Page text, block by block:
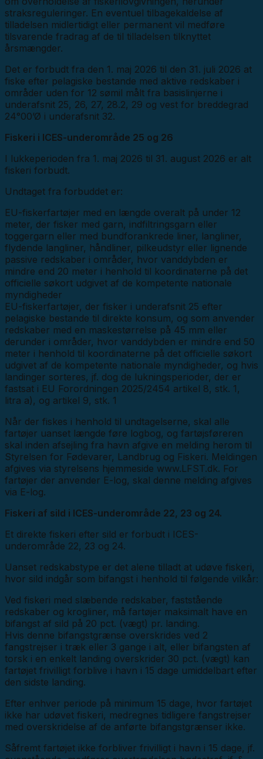
straksreguleringer. En eventuel tilbagekaldelse af
tilladelsen midlertidigt eller permanent vil medføre
tilsvarende fradrag af de til tilladelsen tilknyttet
årsmængder.
Det er forbudt fra den 1. maj 2026 til den 31. juli 2026 at
fiske efter pelagiske bestande med aktive redskaber i
områder uden for 12 sømil målt fra basislinjerne i
underafsnit 25, 26, 27, 28.2, 29 og vest for breddegrad
24°00’Ø i underafsnit 32.
Fiskeri i ICES-underområde 25 og 26
I lukkeperioden fra 1. maj 2026 til 31. august 2026 er alt
fiskeri forbudt.
Undtaget fra forbuddet er:
EU-fiskerfartøjer med en længde overalt på under 12
meter, der fisker med garn, indfiltringsgarn eller
toggergarn eller med bundforankrede liner, langliner,
flydende langliner, håndliner, pilkeudstyr eller lignende
passive redskaber i områder, hvor vanddybden er
mindre end 20 meter i henhold til koordinaterne på det
officielle søkort udgivet af de kompetente nationale
myndigheder
EU-fiskerfartøjer, der fisker i underafsnit 25 efter
pelagiske bestande til direkte konsum, og som anvender
redskaber med en maskestørrelse på 45 mm eller
derunder i områder, hvor vanddybden er mindre end 50
meter i henhold til koordinaterne på det officielle søkort
udgivet af de kompetente nationale myndigheder, og hvis
landinger sorteres, jf. dog de lukningsperioder, der er
fastsat i EU Forordningen 2025/2454 artikel 8, stk. 1,
litra a), og artikel 9, stk. 1
Når der fiskes i henhold til undtagelserne, skal alle
fartøjer uanset længde føre logbog, og fartøjsføreren
skal inden afsejling fra havn afgive en melding herom til
Styrelsen for Fødevarer, Landbrug og Fiskeri. Meldingen
afgives via styrelsens hjemmeside www.LFST.dk. For
fartøjer der anvender E-log, skal denne melding afgives
via E-log.
Fiskeri af sild i ICES-underområde 22, 23 og 24.
Et direkte fiskeri efter sild er forbudt i ICES-
underområde 22, 23 og 24.
Uanset redskabstype er det alene tilladt at udøve fiskeri,
hvor sild indgår som bifangst i henhold til følgende vilkår:
Ved fiskeri med slæbende redskaber, faststående
redskaber og krogliner, må fartøjer maksimalt have en
bifangst af sild på 20 pct. (vægt) pr. landing.
Hvis denne bifangstgrænse overskrides ved 2
fangstrejser i træk eller 3 gange i alt, eller bifangsten af
torsk i en enkelt landing overskrider 30 pct. (vægt) kan
fartøjet frivilligt forblive i havn i 15 dage umiddelbart efter
den sidste landing.
Efter enhver periode på minimum 15 dage, hvor fartøjet
ikke har udøvet fiskeri, medregnes tidligere fangstrejser
med overskridelse af de anførte bifangstgrænser ikke.
Såfremt fartøjet ikke forbliver frivilligt i havn i 15 dage, jf.